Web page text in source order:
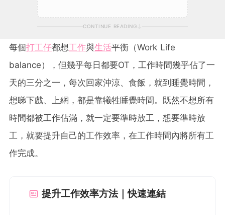
CONTINUE READING
每個打工仔都想工作與生活平衡（Work Life
balance），但幾乎每日都要OT，工作時間幾乎佔了一
天的三分之一，每次回家沖涼、食飯，就到睡覺時間，
想睇下戲、上網，都是靠犧牲睡覺時間。既然不想所有
時間都被工作佔滿，就一定要準時放工，想要準時放
工，就要提升自己的工作效率，在工作時間內將所有工
作完成。
提升工作效率方法｜快速連結